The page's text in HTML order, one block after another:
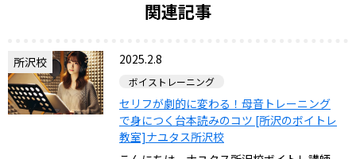
関連記事
所沢校 2025.2.8
ボイストレーニング
セリフが劇的に変わる！母音トレーニング
で身につく台本読みのコツ [所沢のボイトレ
教室]ナユタス所沢校